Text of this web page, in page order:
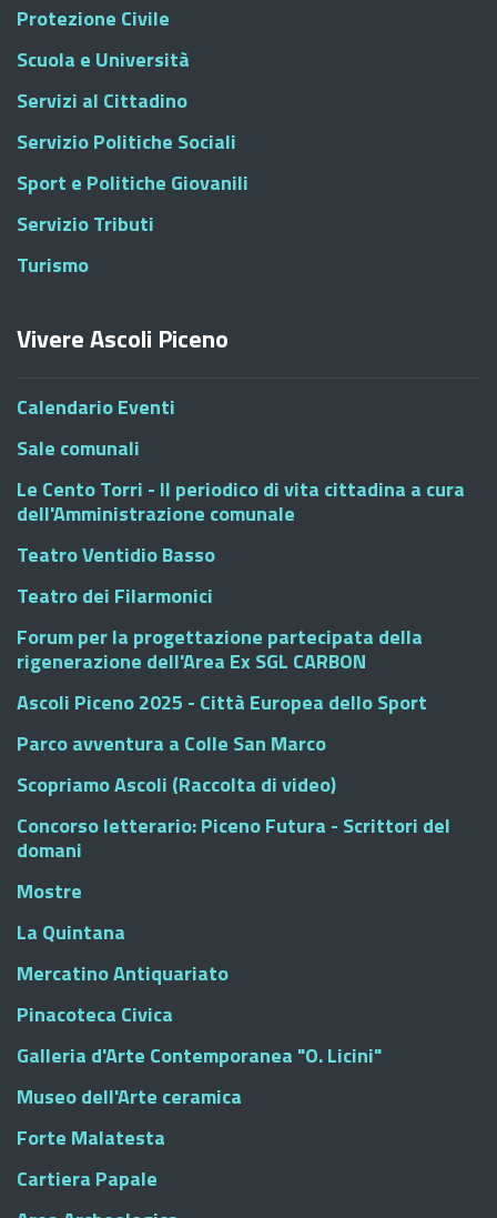
Protezione Civile
Scuola e Università
Servizi al Cittadino
Servizio Politiche Sociali
Sport e Politiche Giovanili
Servizio Tributi
Turismo
Vivere Ascoli Piceno
Calendario Eventi
Sale comunali
Le Cento Torri - Il periodico di vita cittadina a cura
dell'Amministrazione comunale
Teatro Ventidio Basso
Teatro dei Filarmonici
Forum per la progettazione partecipata della
rigenerazione dell'Area Ex SGL CARBON
Ascoli Piceno 2025 - Città Europea dello Sport
Parco avventura a Colle San Marco
Scopriamo Ascoli (Raccolta di video)
Concorso letterario: Piceno Futura - Scrittori del
domani
Mostre
La Quintana
Mercatino Antiquariato
Pinacoteca Civica
Galleria d'Arte Contemporanea "O. Licini"
Museo dell'Arte ceramica
Forte Malatesta
Cartiera Papale